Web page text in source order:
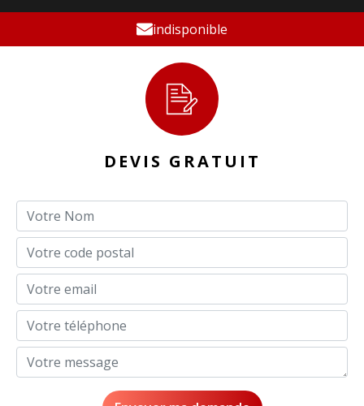
indisponible
DEVIS GRATUIT